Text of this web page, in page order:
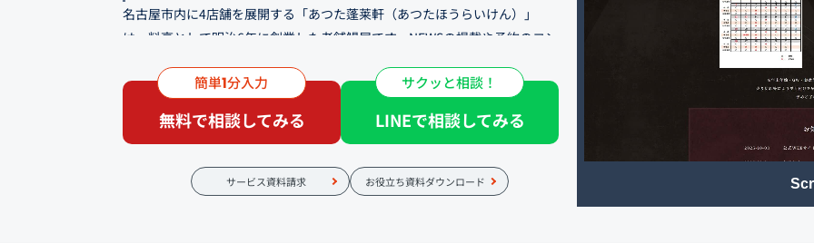
名古屋市内に4店舗を展開する「あつた蓬莱軒（あつたほうらいけん）」
は、料亭として明治6年に創業した老舗鰻屋です。NEWSの掲載や予約のコン
の導線がスムーズになるようにフルリニューアルしました。
継ぎ足しのタレをまとわせ備長炭で香ばしく焼き上げた職人謹製の逸品は、
よりの喜びでございます。 お持ち帰り専門の店舗、松坂屋地下店もお気軽に
ご利用ください。
簡単1分入力
無料で相談してみる
サクッと相談！
LINEで相談してみる
サービス資料請求 お役立ち資料ダウンロード